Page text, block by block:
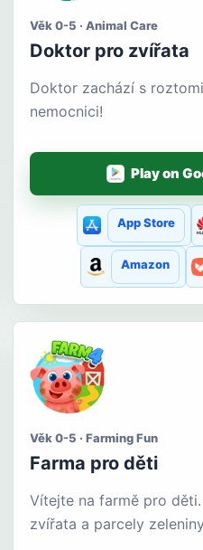
Věk 0-5 · Animal Care
Doktor pro zvířata
Doktor zachází s
nemocnici!
Play on
App Store
Amazon
Věk 0-5 · Farming Fun
Farma pro děti
Vítejte na farmě pro
zvířata a parcely